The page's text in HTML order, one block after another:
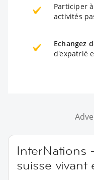
Participer
activités
Echangez
d'expatrié
InterNations
suisse vivant